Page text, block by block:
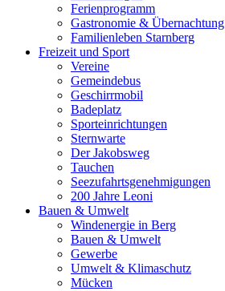
Ferienprogramm
Gastronomie & Übernachtung
Familienleben Starnberg
Freizeit und Sport
Vereine
Gemeindebus
Geschirrmobil
Badeplatz
Sporteinrichtungen
Sternwarte
Der Jakobsweg
Tauchen
Seezufahrtsgenehmigungen
200 Jahre Leoni
Bauen & Umwelt
Windenergie in Berg
Bauen & Umwelt
Gewerbe
Umwelt & Klimaschutz
Mücken